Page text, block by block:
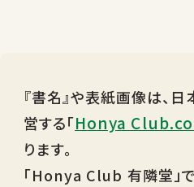
『書名』や表紙画像は、
営する「Honya
ります。
「Honya Club 有隣堂」